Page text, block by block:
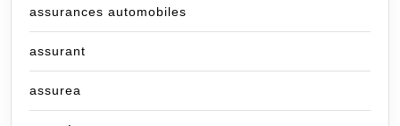
assurances automobiles
assurant
assurea